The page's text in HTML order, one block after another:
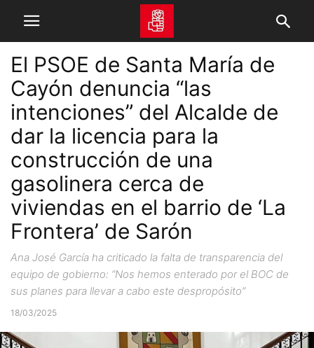
El PSOE de Santa María de
Cayón denuncia “las
intenciones” del Alcalde de
dar la licencia para la
construcción de una
gasolinera cerca de
viviendas en el barrio de ‘La
Frontera’ de Sarón
Ana José García ha criticado la falta de transparencia del
equipo de gobierno: “Nos hemos enterado por el BOC de
sus planes para llevar a cabo este despropósito”
18/03/2025